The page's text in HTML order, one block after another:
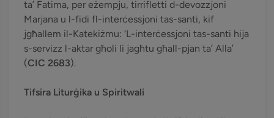
ta’ Fatima, per eżempju, tirrifletti d-devozzjoni
Marjana u l-fidi fl-interċessjoni tas-santi, kif
jgħallem il-Katekiżmu: ‘L-interċessjoni tas-santi hija
s-servizz l-aktar għoli li jagħtu għall-pjan ta’ Alla’
(CIC 2683).
Tifsira Liturġika u Spiritwali